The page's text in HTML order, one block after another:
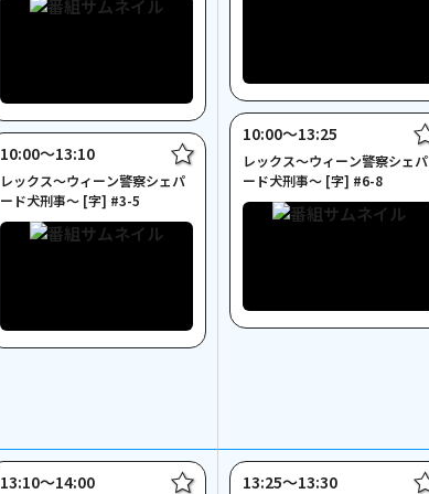
10:00〜13:10
レックス～ウィーン警察シェパ
ード犬刑事～ [字] #3-5
10:00〜13:25
レックス～ウィーン警察シェパ
ード犬刑事～ [字] #6-8
13:10〜14:00 13:25〜13:30